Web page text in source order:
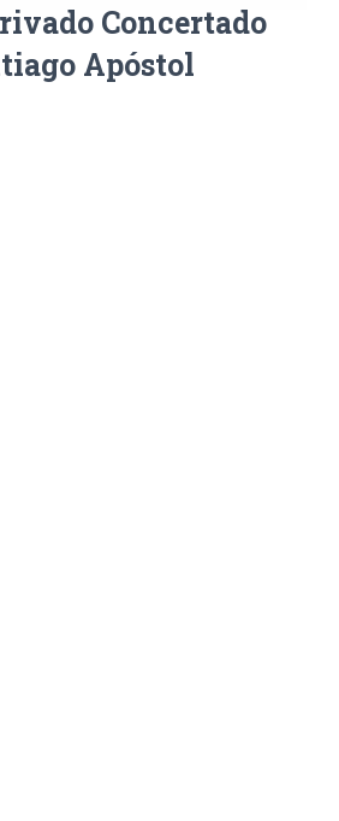
Concertado
Apóstol